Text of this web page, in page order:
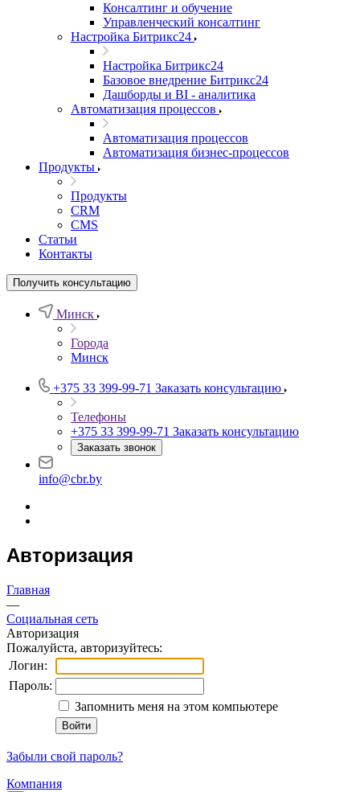
Консалтинг и обучение
Управленческий консалтинг
Настройка Битрикс24
Настройка Битрикс24
Базовое внедрение Битрикс24
Дашборды и BI - аналитика
Автоматизация процессов
Автоматизация процессов
Автоматизация бизнес-процессов
Продукты
Продукты
CRM
CMS
Статьи
Контакты
Получить консультацию
Минск
Города
Минск
+375 33 399-99-71 Заказать консультацию
Телефоны
+375 33 399-99-71 Заказать консультацию
Заказать звонок
info@cbr.by
Авторизация
Главная
—
Социальная сеть
Авторизация
Пожалуйста, авторизуйтесь:
Логин:
Пароль:
Запомнить меня на этом компьютере
Забыли свой пароль?
Компания